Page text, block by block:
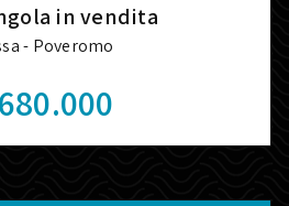
in vendita
- Poveromo